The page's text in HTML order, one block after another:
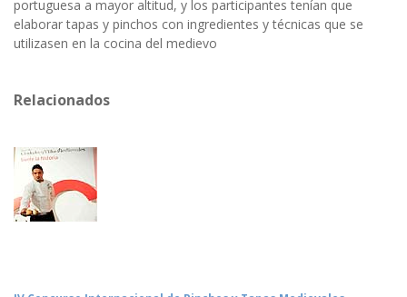
portuguesa a mayor altitud, y los participantes tenían que
elaborar tapas y pinchos con ingredientes y técnicas que se
utilizasen en la cocina del medievo
Relacionados